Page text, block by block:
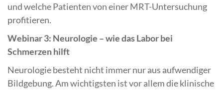
und welche Patienten von einer MRT-Untersuchung
profitieren.
Webinar 3: Neurologie – wie das Labor bei
Schmerzen hilft
Neurologie besteht nicht immer nur aus aufwendiger
Bildgebung. Am wichtigsten ist vor allem die klinische